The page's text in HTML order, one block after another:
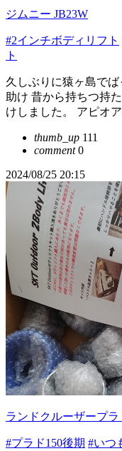
ジムニー JB23W
#2インチボディリフト
ト
久しぶりに猿ヶ島で
助け 昔から持ちつ持
けしました。 アピオ
thumb_up 111
comment0
2024/08/25 20:15
ランドクルーザープラ
#プラド150後期 #いつ